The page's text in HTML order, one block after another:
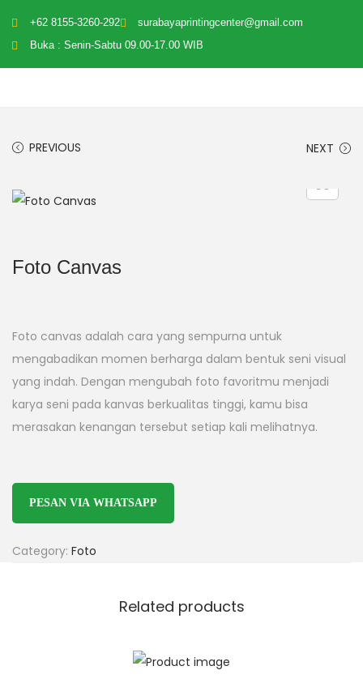
+62 8155-3260-292
surabayaprintingcenter@gmail.com
Buka : Senin-Sabtu 09.00-17.00 WIB
PREVIOUS NEXT
Foto Canvas
Foto canvas adalah cara yang sempurna untuk
mengabadikan momen berharga dalam bentuk seni visual
yang indah. Dengan mengubah foto favoritmu menjadi
karya seni pada kanvas berkualitas tinggi, kamu bisa
merasakan kenangan tersebut setiap kali melihatnya.
PESAN VIA WHATSAPP
Category: Foto
Related products